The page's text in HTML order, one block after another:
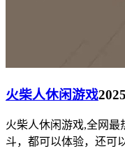
火柴人休闲游戏
火柴人休闲游戏,全网
斗，都可以体验，还可